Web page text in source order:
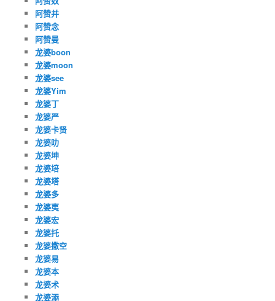
阿赞并
阿赞念
阿赞曼
龙婆boon
龙婆moon
龙婆see
龙婆Yim
龙婆丁
龙婆严
龙婆卡贤
龙婆叻
龙婆坤
龙婆培
龙婆塔
龙婆多
龙婆夷
龙婆宏
龙婆托
龙婆撒空
龙婆易
龙婆本
龙婆术
龙婆添